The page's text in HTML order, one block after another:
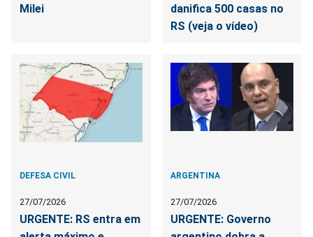
Milei
danifica 500 casas no
RS (veja o vídeo)
DEFESA CIVIL
27/07/2026
URGENTE: RS entra em
ARGENTINA
27/07/2026
URGENTE: Governo